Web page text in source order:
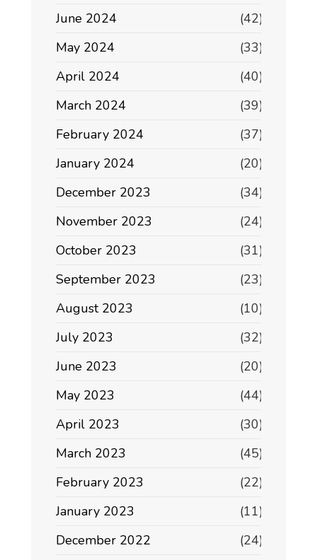
June 2024
(42)
May 2024
(33)
April 2024
(40)
March 2024
(39)
February 2024
(37)
January 2024
(20)
December 2023
(34)
November 2023
(24)
October 2023
(31)
September 2023
(23)
August 2023
(10)
July 2023
(32)
June 2023
(20)
May 2023
(44)
April 2023
(30)
March 2023
(45)
February 2023
(22)
January 2023
(11)
December 2022
(24)